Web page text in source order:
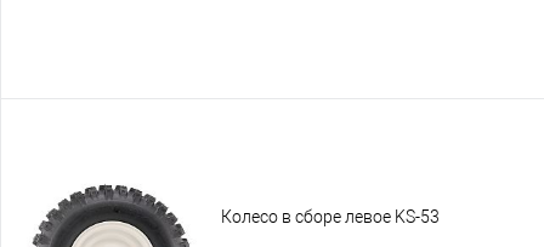
Колесо в сборе левое KS-53